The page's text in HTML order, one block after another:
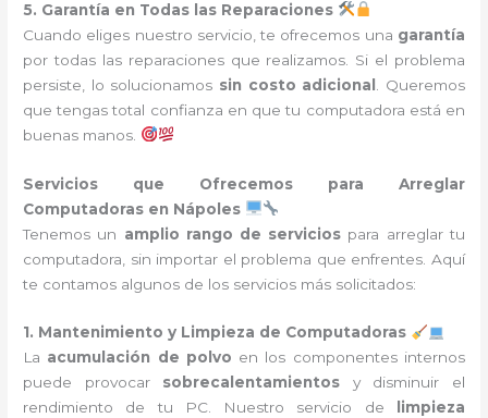
5. Garantía en Todas las Reparaciones
Cuando eliges nuestro servicio, te ofrecemos una garantía
por todas las reparaciones que realizamos. Si el problema
persiste, lo solucionamos sin costo adicional
. Queremos
que tengas total confianza en que tu computadora está en
buenas manos.
Servicios que Ofrecemos para Arreglar
Computadoras en Nápoles
Tenemos un amplio rango de servicios para arreglar tu
computadora, sin importar el problema que enfrentes. Aquí
te contamos algunos de los servicios más solicitados:
1. Mantenimiento y Limpieza de Computadoras
La acumulación de polvo en los componentes internos
puede provocar sobrecalentamientos y disminuir el
rendimiento de tu PC. Nuestro servicio de
limpieza